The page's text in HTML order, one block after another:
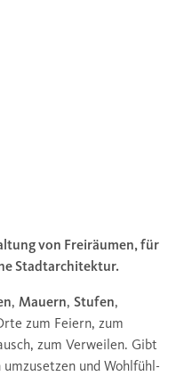
von Freiräumen, für
Stadtarchitektur.
, Mauern, Stufen,
zum Feiern, zum
zum Verweilen. Gibt
und Wohlfühl-